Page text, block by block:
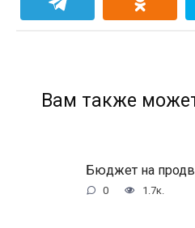
Вам также
Бюджет на
0 1.7к.